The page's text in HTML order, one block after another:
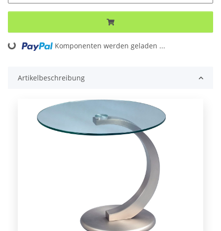
Komponenten werden geladen ...
Artikelbeschreibung